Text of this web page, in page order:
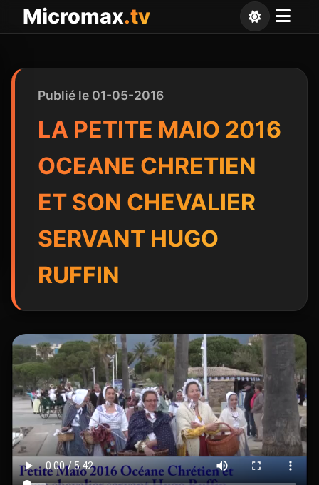
Micromax.tv
Publié le 01-05-2016
LA PETITE MAIO 2016
OCEANE CHRETIEN
ET SON CHEVALIER
SERVANT HUGO
RUFFIN
Panneau de gestion des cookies